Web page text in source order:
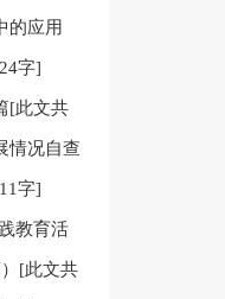
的应用
字]
[此文共
情况自查
字]
教育活
[此文共